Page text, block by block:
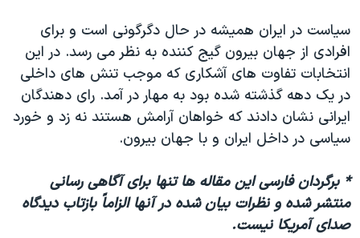
سیاست در ایران همیشه در حال دگرگونی است و برای
افرادی از جهان بیرون گیج کننده به نظر می رسد. در این
انتخابات تفاوت های آشکاری که موجب تنش های داخلی
در یک دهه گذشته شده بود به مهار در آمد. رای دهندگان
ایرانی نشان دادند که خواهان آرامش هستند نه زد و خورد
سیاسی در داخل ایران و با جهان بیرون.
* برگردان فارسی این مقاله ها تنها برای آگاهی رسانی
منتشر شده و نظرات بیان شده در آنها الزاماً بازتاب دیدگاه
صدای آمریکا نیست.